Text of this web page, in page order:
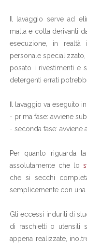
Il lavaggio serve ad
malta e colla derivanti
esecuzione, in
personale
posato i rivestimenti e
detergenti errati
Il lavaggio va eseguito
- prima fase: avviene
- seconda fase: avviene
Per quanto riguarda
assolutamente che lo
che si secchi
semplicemente con una
Gli eccessi induriti di
di raschietti o utensili
appena realizzate,